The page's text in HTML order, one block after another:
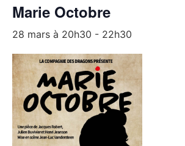
Marie Octobre
28 mars à 20h30 - 22h30